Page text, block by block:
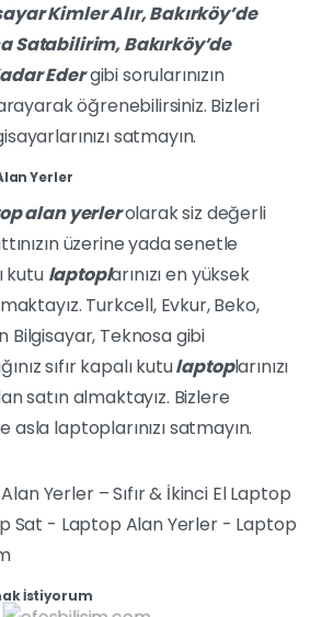
Kimler Alır, Bakırköy’de
Satabilirim,Bakırköy’de
Edergibi sorularınızın
öğrenebilirsiniz. Bizleri
satmayın.
Yerler
alan yerlerolarak siz değerli
üzerine yada senetle
kutu laptoplarınızı en yüksek
Turkcell, Evkur, Beko,
Bilgisayar, Teknosa gibi
sıfır kapalı kutulaptoplarınızı
satın almaktayız. Bizlere
asla laptoplarınızı satmayın.
İstiyorum